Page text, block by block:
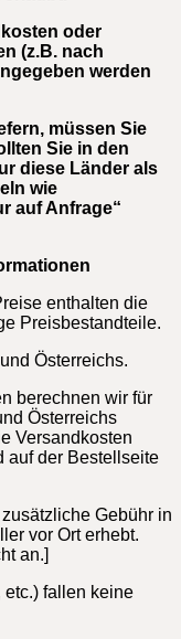
oder
(z.B. nach
werden
müssen Sie
Sie in den
diese Länder als
wie
auf Anfrage“
enthalten die
Preisbestandteile.
Österreichs.
berechnen wir für
Österreichs
Versandkosten
auf der Bestellseite
Gebühr in
vor Ort erhebt.
an.]
etc.) fallen keine